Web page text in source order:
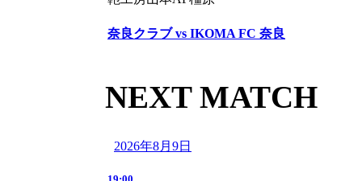
奈良クラブ vs IKOMA FC 奈良
NEXT MATCH
2026年8月9日